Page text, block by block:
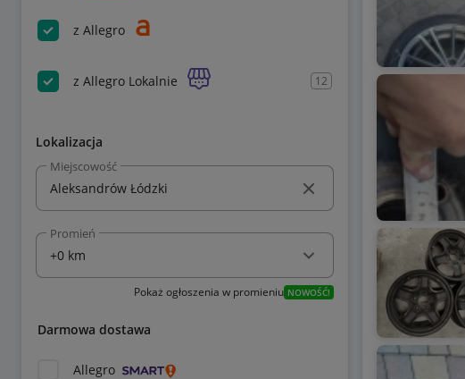
z Allegro
z Allegro Lokalnie 12
Lokalizacja
Miejscowość
Promień
Pokaż ogłoszenia w promieniu NOWOŚĆ!
Darmowa dostawa
Allegro